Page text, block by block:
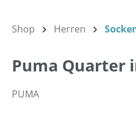
Shop Herren
Puma Quarter
PUMA